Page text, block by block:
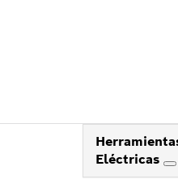
Eléctricas